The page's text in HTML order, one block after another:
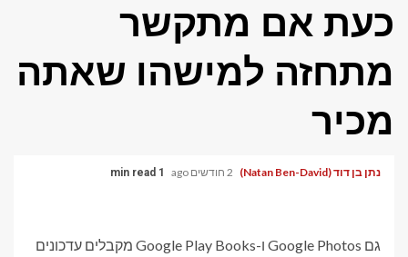
כעת אם מתקשר
מתחזה למישהו שאתה
מכיר
נתן בן דוד (Natan Ben-David) 2 חודשים ago 1 min read
גם Google Photos ו-Google Play Books מקבלים עדכונים